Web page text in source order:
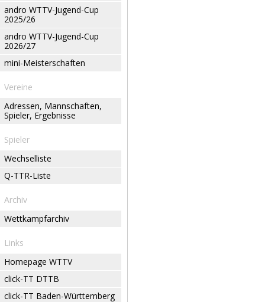
andro WTTV-Jugend-Cup
2025/26
andro WTTV-Jugend-Cup
2026/27
mini-Meisterschaften
Vereine
Adressen, Mannschaften,
Spieler, Ergebnisse
Spieler
Wechselliste
Q-TTR-Liste
Archiv
Wettkampfarchiv
Links
Homepage WTTV
click-TT DTTB
click-TT Baden-Württemberg